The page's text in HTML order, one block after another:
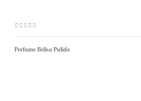
Perfume Belisa Pulido